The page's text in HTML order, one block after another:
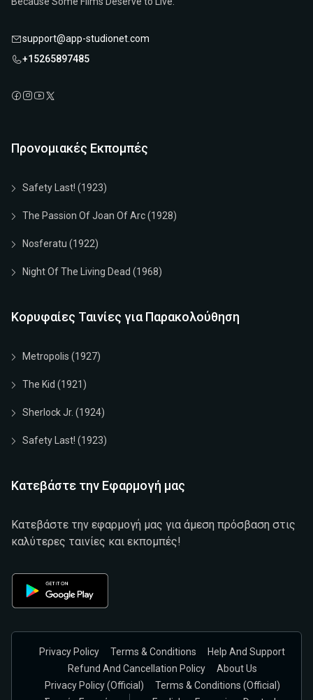
support@app-studionet.com
+15265897485
Προνομιακές Εκπομπές
Safety Last! (1923)
The Passion Of Joan Of Arc (1928)
Nosferatu (1922)
Night Of The Living Dead (1968)
Κορυφαίες Ταινίες για Παρακολούθηση
Metropolis (1927)
The Kid (1921)
Sherlock Jr. (1924)
Safety Last! (1923)
Κατεβάστε την Εφαρμογή μας
Κατεβάστε την εφαρμογή μας για άμεση πρόσβαση στις
καλύτερες ταινίες και εκπομπές!
Privacy Policy Terms & Conditions
Help And Support
Refund And Cancellation Policy
About Us
Privacy Policy (official)
Terms & Conditions (Official)